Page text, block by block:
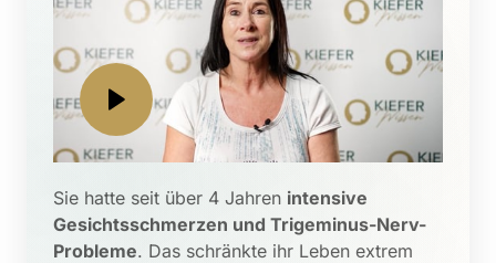
Sie hatte seit über 4 Jahren intensive
Gesichtsschmerzen und Trigeminus-Nerv-
Probleme. Das schränkte ihr Leben extrem